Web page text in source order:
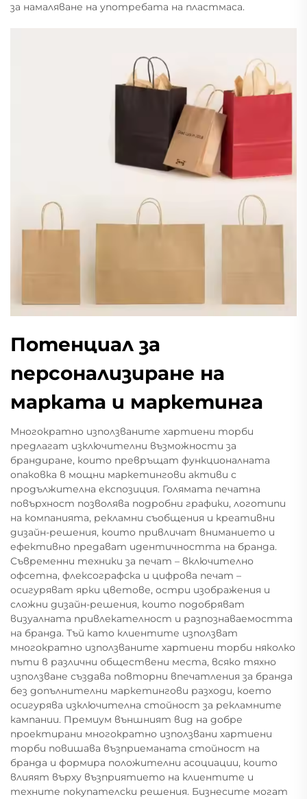
за намаляване на употребата на пластмаса.
Потенциал за
персонализиране на
марката и маркетинга
Многократно използваните хартиени торби
предлагат изключителни възможности за
брандиране, които превръщат функционалната
опаковка в мощни маркетингови активи с
продължителна експозиция. Голямата печатна
повърхност позволява подробни графики, логотипи
на компанията, рекламни съобщения и креативни
дизайн-решения, които привличат вниманието и
ефективно предават идентичността на бранда.
Съвременни техники за печат – включително
офсетна, флексографска и цифрова печат –
осигуряват ярки цветове, остри изображения и
сложни дизайн-решения, които подобряват
визуалната привлекателност и разпознаваемостта
на бранда. Тъй като клиентите използват
многократно използваните хартиени торби няколко
пъти в различни обществени места, всяко тяхно
използване създава повторни впечатления за бранда
без допълнителни маркетингови разходи, което
осигурява изключителна стойност за рекламните
кампании. Премиум външният вид на добре
проектирани многократно използвани хартиени
торби повишава възприеманата стойност на
бранда и формира положителни асоциации, които
влияят върху възприятието на клиентите и
техните покупателски решения. Бизнесите могат